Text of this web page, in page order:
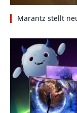
Marantz stellt